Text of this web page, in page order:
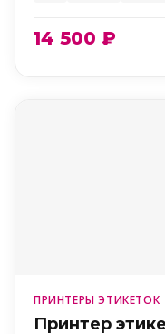
14 500 ₽
ПРИНТЕРЫ ЭТИКЕТОК
Принтер